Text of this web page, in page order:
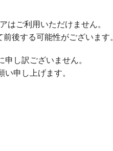
はご利用いただけません。
前後する可能性がございます。
申し訳ございません。
申し上げます。